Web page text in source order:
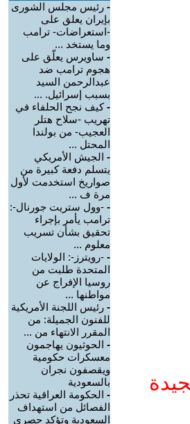
- رئيس مجلس الشورى
بإيران يعلق على
-استعراضات- ترامب
وما يستخد ...
- ساويرس يعلّق على
هجوم ترامب ضد
عبدالرحمن السيد
بسبب إسرائيل. ...
-كيف نجح الحلفاء في
تهريب -سلاح هتلر
العجيب- من بولندا
المحتل ...
- الجيش الأمريكي
يتسلم دفعة كبيرة من
صواريخ استخدمت لأول
مرة ف ...
- -وول ستريت جورنال-:
ترامب يأمر بإجراء
تحقيق بشأن تسريب
معلوم ...
- -رويترز-: الولايات
المتحدة طلبت من
روسيا الإفراج عن
مواطنها ...
- رئيس اللجنة الأمريكية
للفنون الجميلة: من
المقرر الانتهاء من ...
- الحوثيون يهاجمون
معسكرات حكومية
ويقصفون نجران
بالسعودية
- الحكومة العراقية تحذر
الفصائل من استهداف
السعودية وتؤكد حصري